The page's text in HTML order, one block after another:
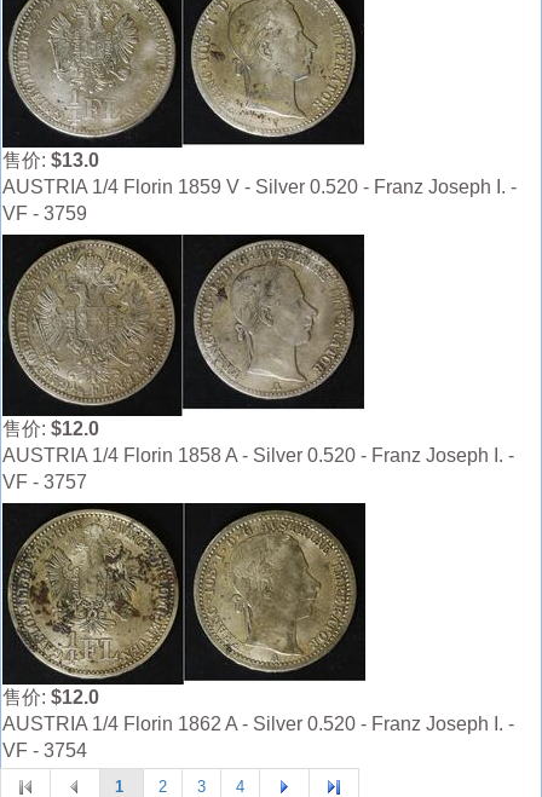
售价: $13.0
AUSTRIA 1/4 Florin 1859 V - Silver 0.520 - Franz Joseph I. -
VF - 3759
售价: $12.0
AUSTRIA 1/4 Florin 1858 A - Silver 0.520 - Franz Joseph I. -
VF - 3757
售价: $12.0
AUSTRIA 1/4 Florin 1862 A - Silver 0.520 - Franz Joseph I. -
VF - 3754
1 2 3 4